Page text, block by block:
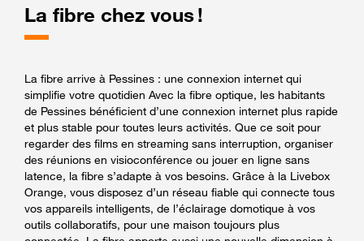
La fibre chez vous !
La fibre arrive à Pessines : une connexion internet qui
simplifie votre quotidien Avec la fibre optique, les habitants
de Pessines bénéficient d’une connexion internet plus rapide
et plus stable pour toutes leurs activités. Que ce soit pour
regarder des films en streaming sans interruption, organiser
des réunions en visioconférence ou jouer en ligne sans
latence, la fibre s’adapte à vos besoins. Grâce à la Livebox
Orange, vous disposez d’un réseau fiable qui connecte tous
vos appareils intelligents, de l’éclairage domotique à vos
outils collaboratifs, pour une maison toujours plus